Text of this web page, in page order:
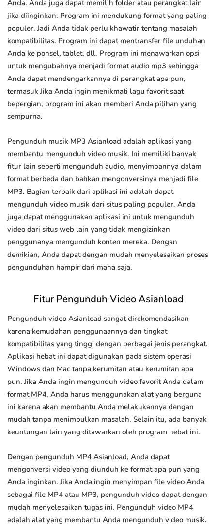
Anda. Anda juga dapat memilih folder atau perangkat lain
jika diinginkan. Program ini mendukung format yang paling
populer. Jadi Anda tidak perlu khawatir tentang masalah
kompatibilitas. Program ini dapat mentransfer file unduhan
Anda ke ponsel, tablet, dll. Program ini menawarkan opsi
untuk mengubahnya menjadi format audio mp3 sehingga
Anda dapat mendengarkannya di perangkat apa pun,
termasuk Jika Anda ingin menikmati lagu favorit saat
bepergian, program ini akan memberi Anda pilihan yang
sempurna.
Pengunduh musik MP3 Asianload adalah aplikasi yang
membantu mengunduh video musik. Ini memiliki banyak
fitur lain seperti mengunduh audio, menyimpannya dalam
format berbeda dan bahkan mengonversinya menjadi file
MP3. Bagian terbaik dari aplikasi ini adalah dapat
mengunduh video musik dari situs paling populer. Anda
juga dapat menggunakan aplikasi ini untuk mengunduh
video dari situs web lain yang tidak mengizinkan
penggunanya mengunduh konten mereka. Dengan
demikian, Anda dapat dengan mudah menyelesaikan proses
pengunduhan hampir dari mana saja.
Fitur Pengunduh Video Asianload
Pengunduh video Asianload sangat direkomendasikan
karena kemudahan penggunaannya dan tingkat
kompatibilitas yang tinggi dengan berbagai jenis perangkat.
Aplikasi hebat ini dapat digunakan pada sistem operasi
Windows dan Mac tanpa kerumitan atau kerumitan apa
pun. Jika Anda ingin mengunduh video favorit Anda dalam
format MP4, Anda harus menggunakan alat yang berguna
ini karena akan membantu Anda melakukannya dengan
mudah tanpa menimbulkan masalah. Selain itu, ada banyak
keuntungan lain yang ditawarkan oleh program hebat ini.
Dengan pengunduh MP4 Asianload, Anda dapat
mengonversi video yang diunduh ke format apa pun yang
Anda inginkan. Jika Anda ingin menyimpan file video Anda
sebagai file MP4 atau MP3, pengunduh video dapat dengan
mudah menyelesaikan tugas ini. Pengunduh video MP4
adalah alat yang membantu Anda mengunduh video musik.